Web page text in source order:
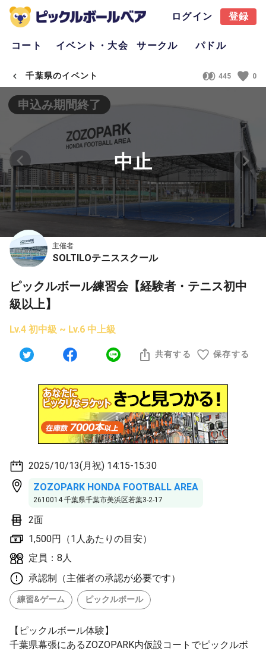
ログイン 登録
コート イベント・大会 サークル パドル
千葉県のイベント 445 0
中止
申込み期間終了
主催者
SOLTILOテニススクール
ピックルボール練習会【経験者・テニス初中
級以上】
Lv.4 初中級 ~ Lv.6 中上級
共有する 保存する
2025/10/13(月祝) 14:15-15:30
ZOZOPARK HONDA FOOTBALL AREA
2610014 千葉県千葉市美浜区若葉3-2-17
2面
1,500円（1人あたりの目安）
定員：8人
承認制（主催者の承認が必要です）
練習&ゲーム ピックルボール
【ピックルボール体験】
千葉県幕張にあるZOZOPARK内仮設コートでピックルボ